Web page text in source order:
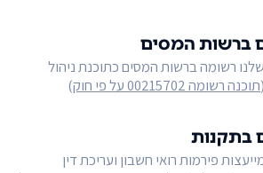
ברשות המסים
רשומה ברשות המסים כתוכנת ניהול
תוכנה רשומה 00215702 על פי חוק )
בתקנות
פירמות רואי חשבון ועריכת דין